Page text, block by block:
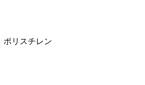
リスチレン